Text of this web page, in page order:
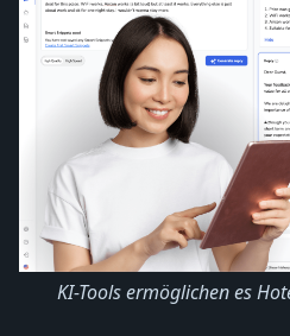
KI-Tools ermöglichen es